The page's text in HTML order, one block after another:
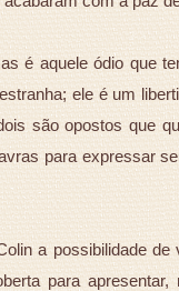
é aquele ódio que
ele é um
são opostos que
para expressar
a possibilidade
para